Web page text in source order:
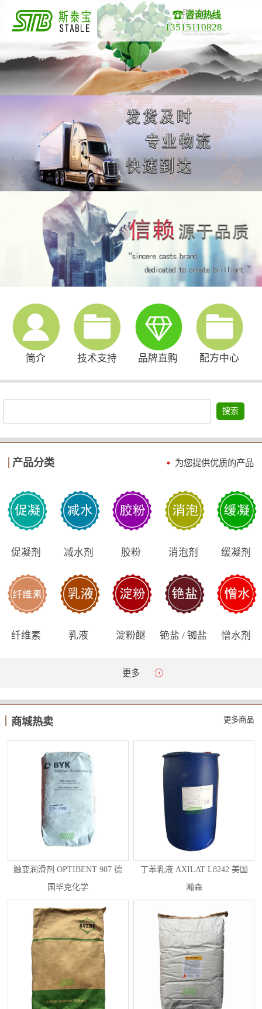
咨询热线
13515110828
简介 技术支持 品牌直购 配方中心
搜索
产品分类 为您提供优质的产品
促凝剂 减水剂 胶粉 消泡剂 缓凝剂
纤维素 乳液 淀粉醚 铯盐 / 铷盐 憎水剂
更多
商城热卖 更多商品
触变润滑剂 OPTIBENT 987 德
国毕克化学
丁苯乳液 AXILAT L8242 美国
瀚森